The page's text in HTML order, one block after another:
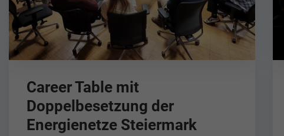
Career Table mit
Doppelbesetzung der
Energienetze Steiermark